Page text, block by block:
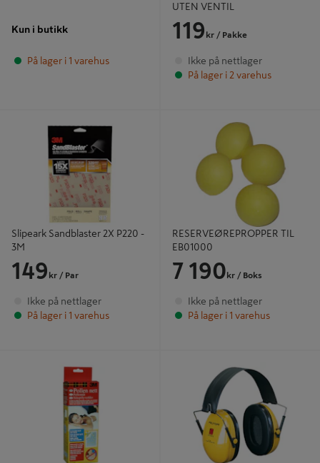
Kun i butikk
På lager i 1 varehus
UTEN VENTIL
119 kr / Pakke
Ikke på nettlager
På lager i 2 varehus
Slipeark Sandblaster 2X P220 -
3M
149 kr / Par
Ikke på nettlager
På lager i 1 varehus
RESERVEØREPROPPER TIL
EB01000
7 190 kr / Boks
Ikke på nettlager
På lager i 1 varehus
HODEBØYLE